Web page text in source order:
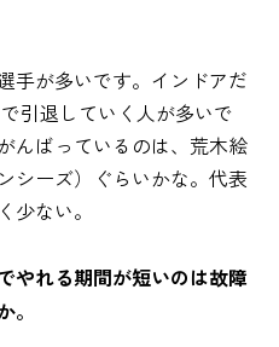
手が多いです。インドアだ
引退していく人が多いで
んばっているのは、荒木絵
シーズ）ぐらいかな。代表
少ない。
れる期間が短いのは故障
。